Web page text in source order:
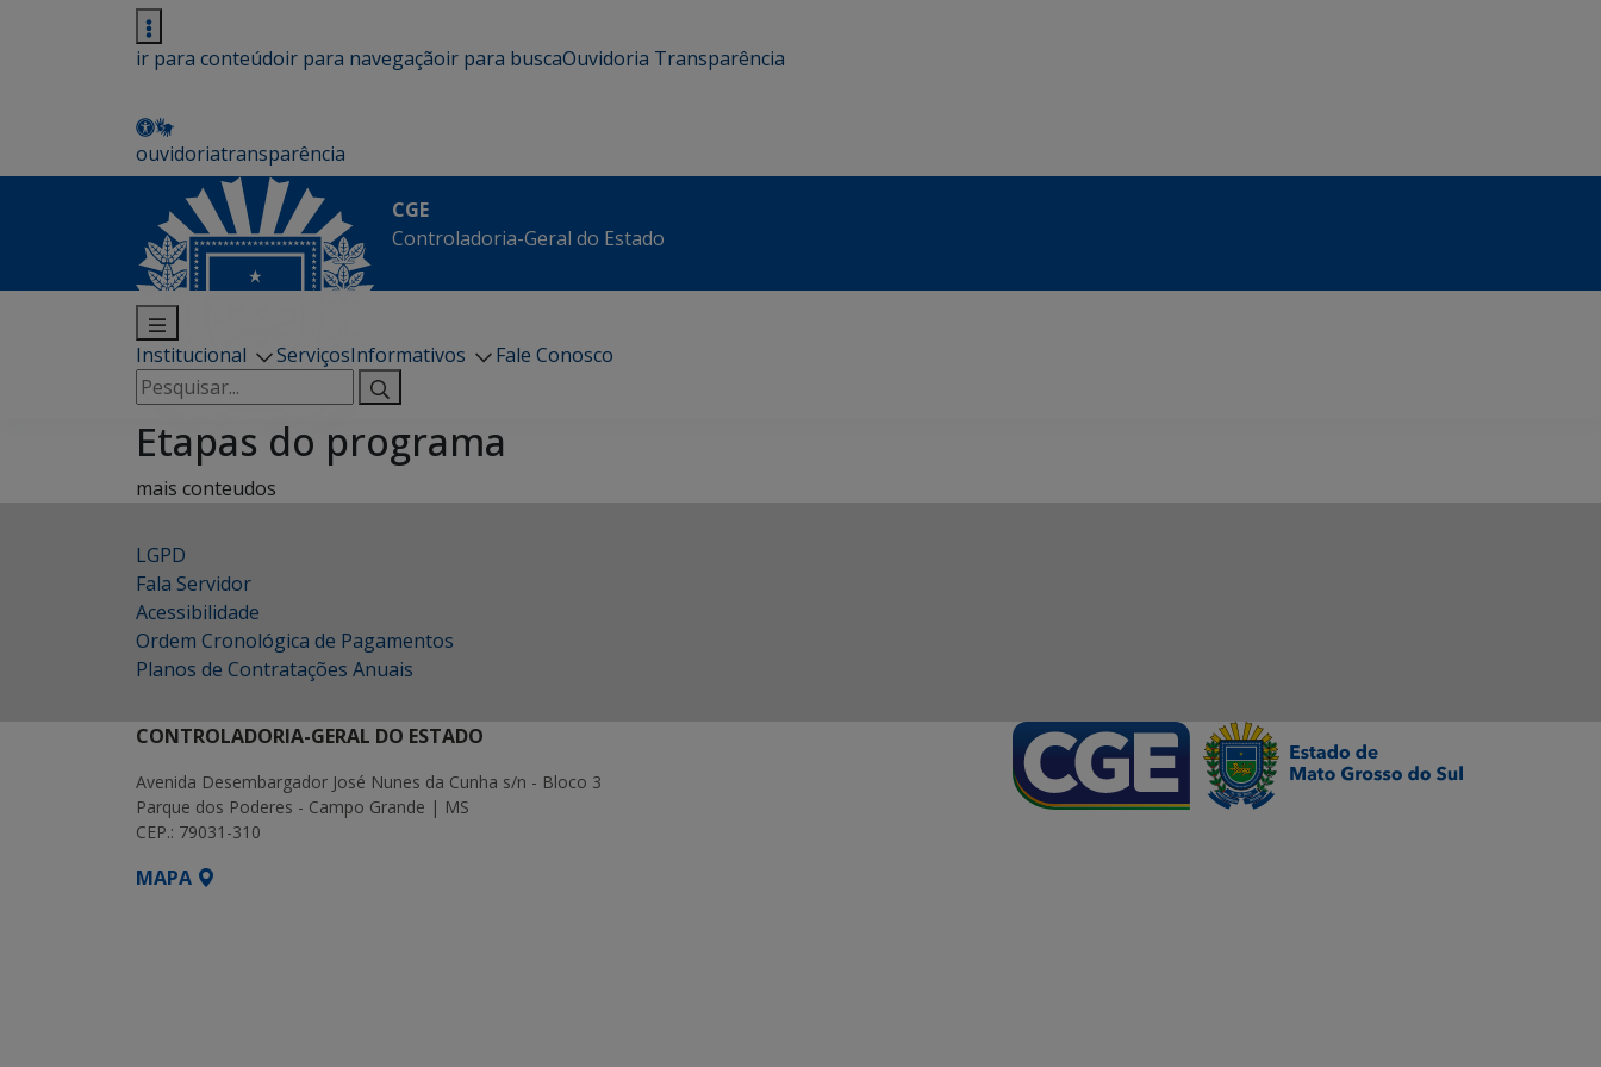
ir para conteúdoir para navegaçãoir para buscaOuvidoria Transparência
ouvidoriatransparência
CGE
Controladoria-Geral do Estado
Institucional ServiçosInformativos
Fale Conosco
Pesquisar
por:
Etapas do programa
mais conteudos
LGPD
Fala Servidor
Acessibilidade
Ordem Cronológica de Pagamentos
Planos de Contratações Anuais
CONTROLADORIA-GERAL DO ESTADO
Avenida Desembargador José Nunes da Cunha s/n - Bloco 3
Parque dos Poderes - Campo Grande | MS
CEP.: 79031-310
MAPA